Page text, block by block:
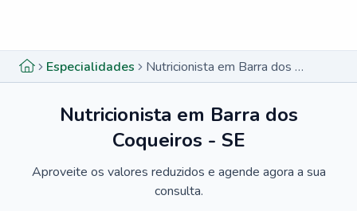
Especialidades Nutricionista em Barra dos Coqueiros - SE
Nutricionista em Barra dos
Coqueiros - SE
Aproveite os valores reduzidos e agende agora a sua
consulta.